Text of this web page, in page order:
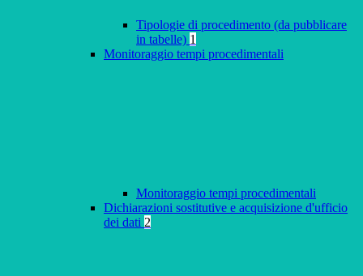
Tipologie di procedimento (da pubblicare
in tabelle) 1
Monitoraggio tempi procedimentali
Monitoraggio tempi procedimentali
Dichiarazioni sostitutive e acquisizione d'ufficio
dei dati 2